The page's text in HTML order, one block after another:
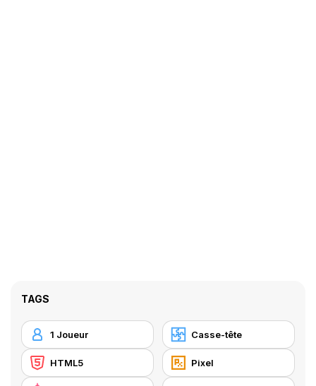
TAGS
1 Joueur Casse-tête
HTML5 Pixel